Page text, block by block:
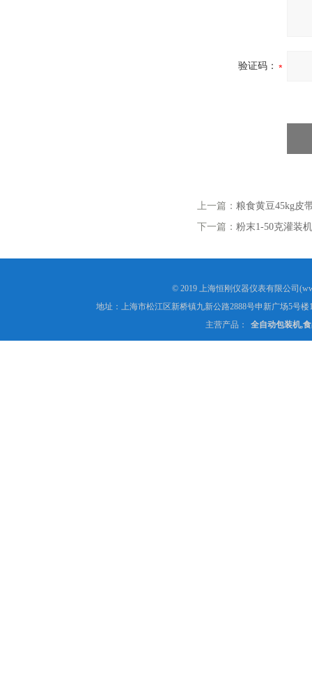
验证码：
上一篇： 粮食黄豆45kg皮
下一篇： 粉末1-50克灌装
© 2019 上海恒刚仪器仪表有限公司
地址：上海市松江区新桥镇九新公路2888号申新广场5号楼
主营产品：
全自动包装机,